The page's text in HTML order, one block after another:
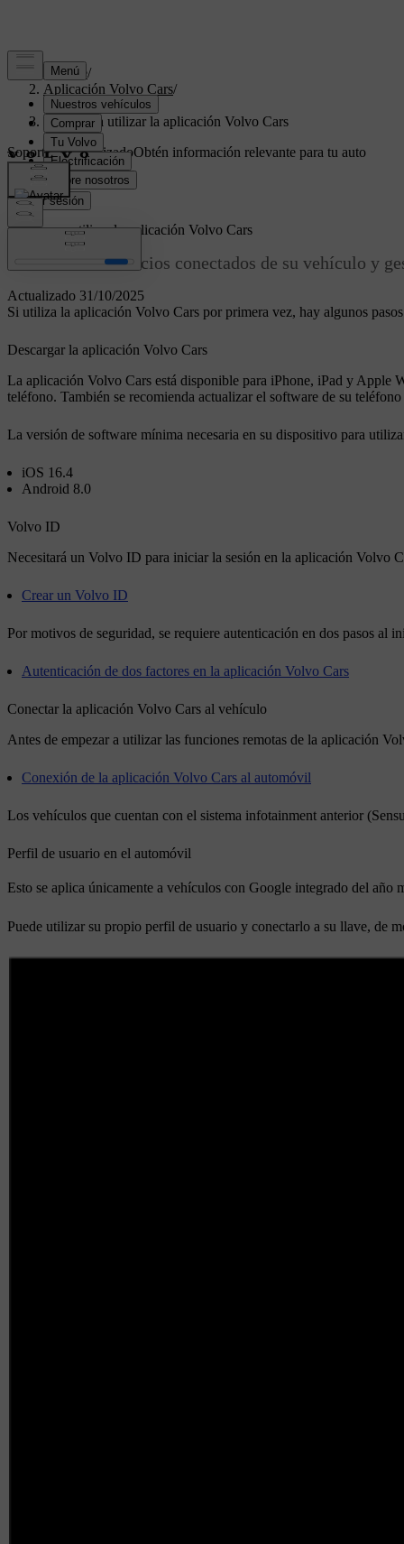
Soporte/
Aplicación Volvo Cars/
Puesta en marcha
Empezar a utilizar la aplicación Volvo Cars
Soporte personalizadoObtén información relevante para tu auto
específico.
Iniciar sesión
Actualizado 31/10/2025
Empezar a utilizar la aplicación Volvo Cars
Acceda a los servicios conectados de su vehículo y
Si utiliza la aplicación Volvo Cars por primera vez, hay algunos
Descargar la aplicación Volvo Cars
La aplicación Volvo Cars está disponible para iPhone, iPad y Apple
teléfono. También se recomienda actualizar el software de su
La versión de software mínima necesaria en su dispositivo para
iOS 16.4
Android 8.0
Volvo ID
Necesitará un Volvo ID para iniciar la sesión en la aplicación Volvo
Crear un Volvo ID
Por motivos de seguridad, se requiere autenticación en dos pasos
Autenticación de dos factores en la aplicación Volvo Cars
Conectar la aplicación Volvo Cars al vehículo
Antes de empezar a utilizar las funciones remotas de la aplicación
Conexión de la aplicación Volvo Cars al automóvil
Los vehículos que cuentan con el sistema infotainment anterior
Perfil de usuario en el automóvil
Esto se aplica únicamente a vehículos con Google integrado del año
Puede utilizar su propio perfil de usuario y conectarlo a su llave, de